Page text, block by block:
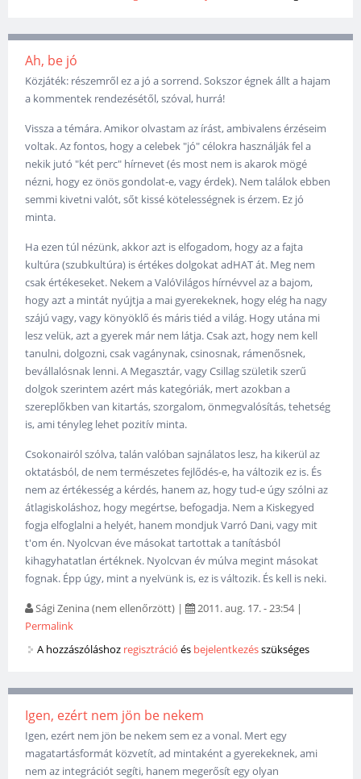
Ah, be jó
Közjáték: részemről ez a jó a sorrend. Sokszor égnek állt a hajam
a kommentek rendezésétől, szóval, hurrá!
Vissza a témára. Amikor olvastam az írást, ambivalens érzéseim
voltak. Az fontos, hogy a celebek "jó" célokra használják fel a
nekik jutó "két perc" hírnevet (és most nem is akarok mögé
nézni, hogy ez önös gondolat-e, vagy érdek). Nem találok ebben
semmi kivetni valót, sőt kissé kötelességnek is érzem. Ez jó
minta.
Ha ezen túl nézünk, akkor azt is elfogadom, hogy az a fajta
kultúra (szubkultúra) is értékes dolgokat adHAT át. Meg nem
csak értékeseket. Nekem a ValóVilágos hírnévvel az a bajom,
hogy azt a mintát nyújtja a mai gyerekeknek, hogy elég ha nagy
szájú vagy, vagy könyöklő és máris tiéd a világ. Hogy utána mi
lesz velük, azt a gyerek már nem látja. Csak azt, hogy nem kell
tanulni, dolgozni, csak vagánynak, csinosnak, rámenősnek,
bevállalósnak lenni. A Megasztár, vagy Csillag születik szerű
dolgok szerintem azért más kategóriák, mert azokban a
szereplőkben van kitartás, szorgalom, önmegvalósítás, tehetség
is, ami tényleg lehet pozitív minta.
Csokonairól szólva, talán valóban sajnálatos lesz, ha kikerül az
oktatásból, de nem természetes fejlődés-e, ha változik ez is. És
nem az értékesség a kérdés, hanem az, hogy tud-e úgy szólni az
átlagiskoláshoz, hogy megértse, befogadja. Nem a Kiskegyed
fogja elfoglalni a helyét, hanem mondjuk Varró Dani, vagy mit
t'om én. Nyolcvan éve másokat tartottak a tanításból
kihagyhatatlan értéknek. Nyolcvan év múlva megint másokat
fognak. Épp úgy, mint a nyelvünk is, ez is változik. És kell is neki.
Sági Zenina (nem ellenőrzött) | 2011. aug. 17. - 23:54|
Permalink
A hozzászóláshoz regisztráció és bejelentkezésszükséges
Igen, ezért nem jön be nekem
Igen, ezért nem jön be nekem sem ez a vonal. Mert egy
magatartásformát közvetít, ad mintaként a gyerekeknek, ami
nem az integrációt segíti, hanem megerősít egy olyan